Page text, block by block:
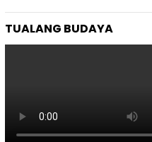
TUALANG BUDAYA